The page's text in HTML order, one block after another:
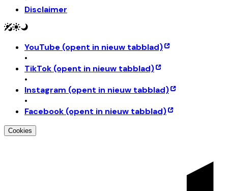
Disclaimer
YouTube (opent in nieuw tabblad)
•
TikTok (opent in nieuw tabblad)
•
Instagram (opent in nieuw tabblad)
•
Facebook (opent in nieuw tabblad)
Cookies